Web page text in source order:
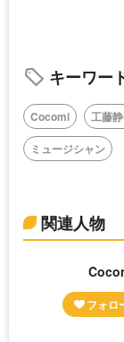
キーワー
Cocomi 工藤
ミュージシャン
関連人物